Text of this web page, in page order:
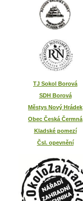
TJ Sokol Borová
SDH Borová
Městys Nový Hrádek
Obec Česká Čermná
Kladské pomezí
Čsl. opevnění